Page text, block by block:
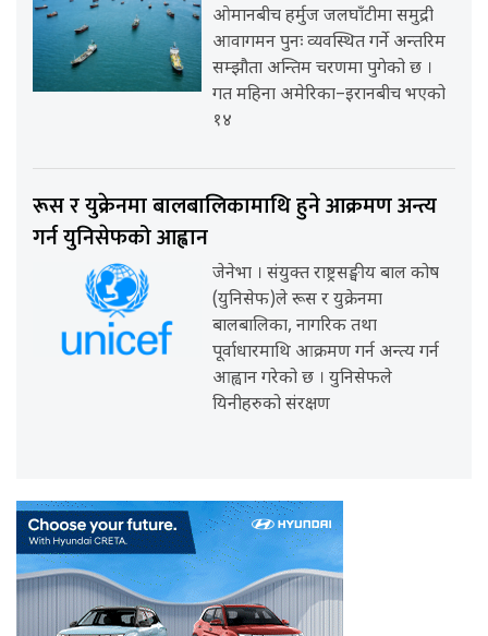
ओमानबीच हर्मुज जलघाँटीमा समुद्री
आवागमन पुनः व्यवस्थित गर्ने अन्तरिम
सम्झौता अन्तिम चरणमा पुगेको छ ।
गत महिना अमेरिका–इरानबीच भएको
१४
रूस र युक्रेनमा बालबालिकामाथि हुने आक्रमण अन्त्य
गर्न युनिसेफको आह्वान
जेनेभा । संयुक्त राष्ट्रसङ्घीय बाल कोष
(युनिसेफ)ले रूस र युक्रेनमा
बालबालिका, नागरिक तथा
पूर्वाधारमाथि आक्रमण गर्न अन्त्य गर्न
आह्वान गरेको छ । युनिसेफले
यिनीहरुको संरक्षण